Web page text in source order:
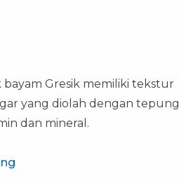
bayam Gresik memiliki tekstur
yang diolah dengan tepung
dan mineral.